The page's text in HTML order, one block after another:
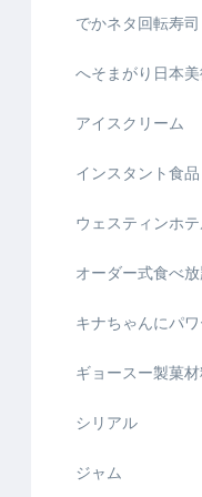
でかネタ回転寿
へそまがり日本
アイスクリーム
インスタント食品
ウェスティンホ
オーダー式食べ
キナちゃんにパ
ギョースー製菓
シリアル
ジャム